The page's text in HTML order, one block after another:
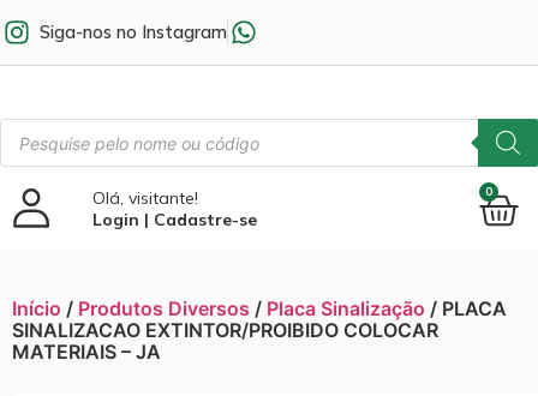
Siga-nos no Instagram
Olá, visitante!
Login | Cadastre-se
0
Início / Produtos Diversos / Placa Sinalização / PLACA
SINALIZACAO EXTINTOR/PROIBIDO COLOCAR
MATERIAIS – JA